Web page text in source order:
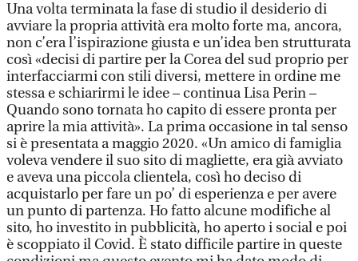
Una volta terminata la fase di studio il desiderio di
avviare la propria attività era molto forte ma, ancora,
non c’era l’ispirazione giusta e un’idea ben strutturata
così «decisi di partire per la Corea del sud proprio per
interfacciarmi con stili diversi, mettere in ordine me
stessa e schiarirmi le idee – continua Lisa Perin –
Quando sono tornata ho capito di essere pronta per
aprire la mia attività». La prima occasione in tal senso
si è presentata a maggio 2020. «Un amico di famiglia
voleva vendere il suo sito di magliette, era già avviato
e aveva una piccola clientela, così ho deciso di
acquistarlo per fare un po’ di esperienza e per avere
un punto di partenza. Ho fatto alcune modifiche al
sito, ho investito in pubblicità, ho aperto i social e poi
è scoppiato il Covid. È stato difficile partire in queste